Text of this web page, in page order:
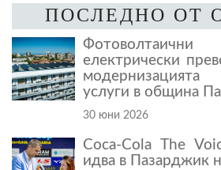
ПОСЛЕДНО ОТ
електрически
услуги в община
30 юни 2026
Coca-Cola The
идва в Пазарджик